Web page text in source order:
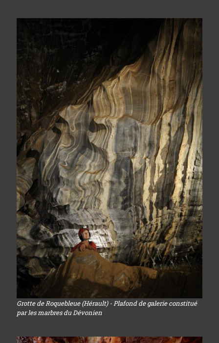
Grotte de Roquebleue (Hérault) - Plafond de galerie constitué
par les marbres du Dévonien